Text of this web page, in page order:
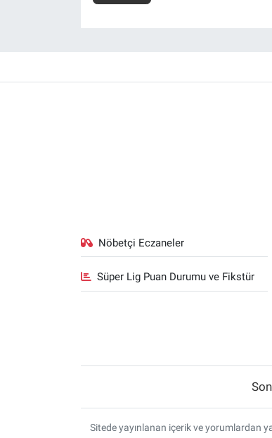
Nöbetçi Eczaneler
Süper Lig Puan Durumu ve Fikstür
Sitede yayınlanan içerik ve yorumlardan